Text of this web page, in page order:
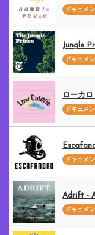
ドキュメ
Jungle
ドキュメ
ローカ
ドキュメ
ドキュメ
Adrift -
ドキュメ